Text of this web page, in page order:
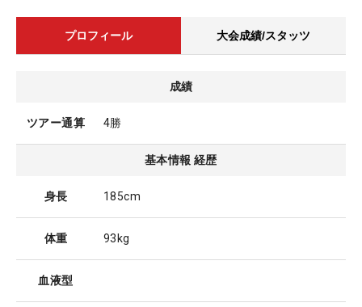
プロフィール 大会成績/スタッツ
成績
ツアー通算 4勝
基本情報 経歴
身長 185cm
体重 93kg
血液型